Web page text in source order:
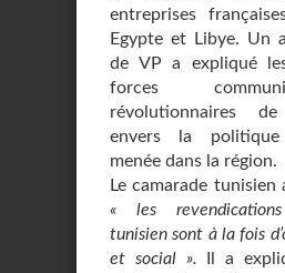
entreprises
Egypte et Libye. Un
de VP a expliqué
forces
révolutionnaires
envers la politique
menée dans la région.
Le camarade tunisien
« les
tunisien sont à la fois
et social ». Il a